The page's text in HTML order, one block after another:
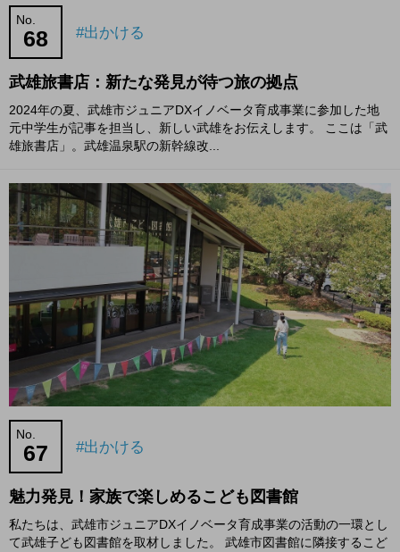
No.
68 #出かける
武雄旅書店：新たな発見が待つ旅の拠点
2024年の夏、武雄市ジュニアDXイノベータ育成事業に参加した地
元中学生が記事を担当し、新しい武雄をお伝えします。 ここは「武
雄旅書店」。武雄温泉駅の新幹線改...
No.
67 #出かける
魅力発見！家族で楽しめるこども図書館
私たちは、武雄市ジュニアDXイノベータ育成事業の活動の一環とし
て武雄子ども図書館を取材しました。 武雄市図書館に隣接するこど